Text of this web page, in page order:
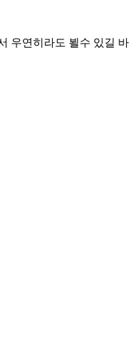
우연히라도 뵐수 있길